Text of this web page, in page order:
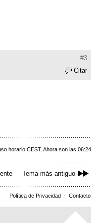
#3
Citar
horario CEST. Ahora son las 06:24
Tema más antiguo
Política de Privacidad - Contacto